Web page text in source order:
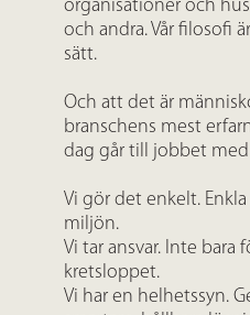
organisationer och
och andra. Vår filosofi
sätt.
Och att det är
branschens mest
dag går till jobbet
Vi gör det enkelt.
miljön.
Vi tar ansvar. Inte
kretsloppet.
Vi har en helhetssyn.